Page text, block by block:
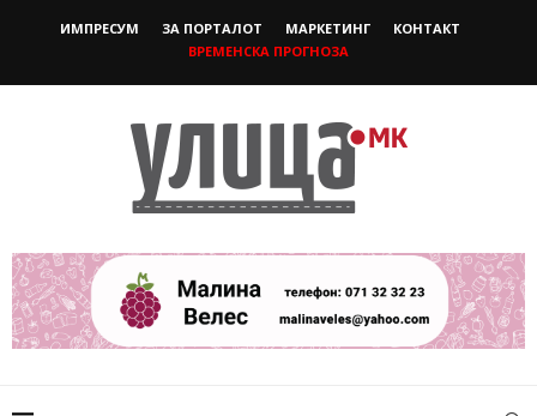
ИМПРЕСУМ ЗА ПОРТАЛОТ МАРКЕТИНГ
КОНТАКТ
ВРЕМЕНСКА ПРОГНОЗА